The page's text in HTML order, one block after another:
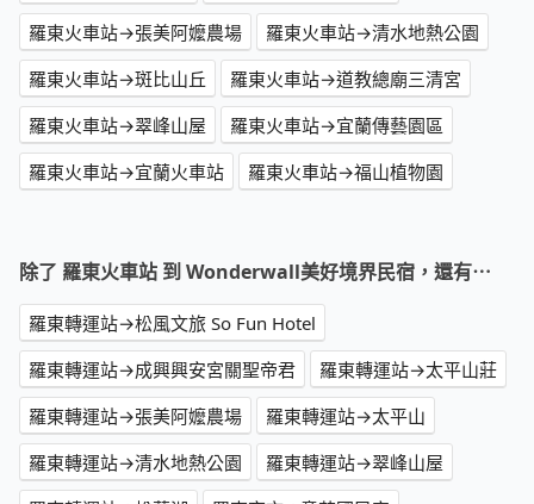
羅東火車站→張美阿嬤農場
羅東火車站→清水地熱公園
羅東火車站→斑比山丘
羅東火車站→道教總廟三清宮
羅東火車站→翠峰山屋
羅東火車站→宜蘭傳藝園區
羅東火車站→宜蘭火車站
羅東火車站→福山植物園
除了 羅東火車站 到 Wonderwall美好境界民宿，還有⋯
羅東轉運站→松風文旅 So Fun Hotel
羅東轉運站→成興興安宮關聖帝君
羅東轉運站→太平山莊
羅東轉運站→張美阿嬤農場
羅東轉運站→太平山
羅東轉運站→清水地熱公園
羅東轉運站→翠峰山屋